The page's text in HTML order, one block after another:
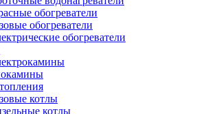
обогреватели
обогреватели
обогреватели
котлы
котлы